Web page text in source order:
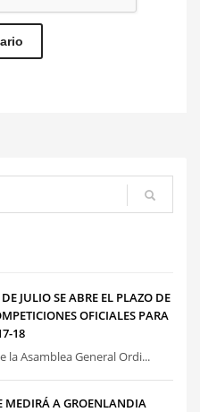
JULIO SE ABRE EL PLAZO DE
OFICIALES PARA
18
la Asamblea General Ordi...
MEDIRÁ A GROENLANDIA